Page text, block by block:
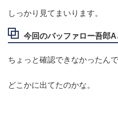
しっかり見てまいります。
今回のバッファロー吾郎A
ちょっと確認できなかったん
どこかに出てたのかな。